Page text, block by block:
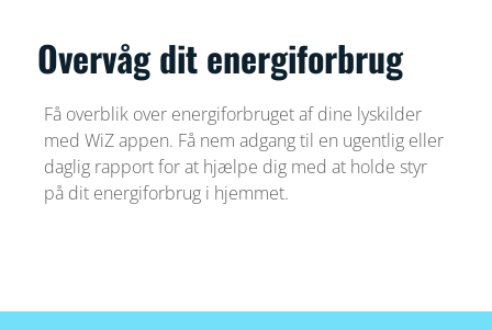
Overvåg dit energiforbrug
Få overblik over energiforbruget af dine lyskilder
med WiZ appen. Få nem adgang til en ugentlig eller
daglig rapport for at hjælpe dig med at holde styr
på dit energiforbrug i hjemmet.